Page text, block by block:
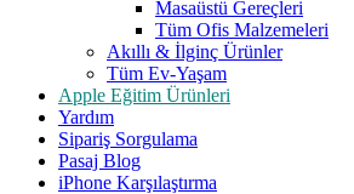
Masaüstü Gereçleri
Tüm Ofis Malzemeleri
Akıllı & İlginç Ürünler
Tüm Ev-Yaşam
Apple Eğitim Ürünleri
Yardım
Sipariş Sorgulama
Pasaj Blog
iPhone Karşılaştırma